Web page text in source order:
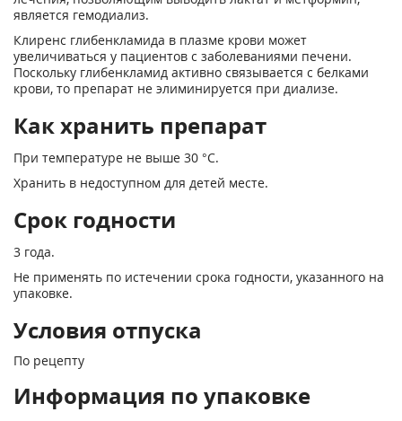
является гемодиализ.
Клиренс глибенкламида в плазме крови может
увеличиваться у пациентов с заболеваниями печени.
Поскольку глибенкламид активно связывается с белками
крови, то препарат не элиминируется при диализе.
Как хранить препарат
При температуре не выше 30 °С.
Хранить в недоступном для детей месте.
Срок годности
3 года.
Не применять по истечении срока годности, указанного на
упаковке.
Условия отпуска
По рецепту
Информация по упаковке